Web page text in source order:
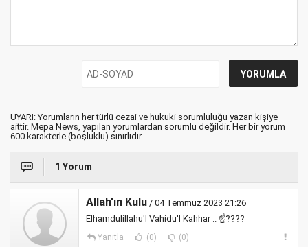
UYARI: Yorumların her türlü cezai ve hukuki sorumluluğu yazan kişiye
aittir. Mepa News, yapılan yorumlardan sorumlu değildir. Her bir yorum
600 karakterle (boşluklu) sınırlıdır.
1 Yorum
Allah'ın Kulu / 04 Temmuz 2023 21:26
Elhamdulillahu'l Vahidu'l Kahhar .. ☝????
Yanıtla (0) (0)